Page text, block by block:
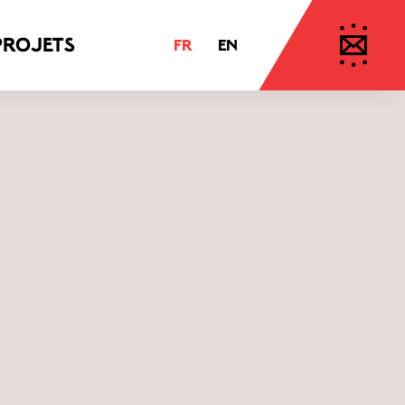
FR EN